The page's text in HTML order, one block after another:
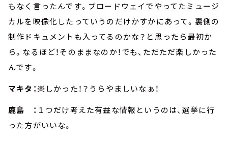
もなく言ったんです。ブロードウェイでやってたミュージ
カルを映像化したっていうのだけかすかにあって。裏側の
制作ドキュメントも入ってるのかな？と思ったら最初か
ら。なるほど！そのままなのか！でも、ただただ楽しかった
んです。
マキタ：楽しかった！？うらやましいなぁ！
鹿島 ： １つだけ考えた有益な情報というのは、選挙に行
った方がいいな。